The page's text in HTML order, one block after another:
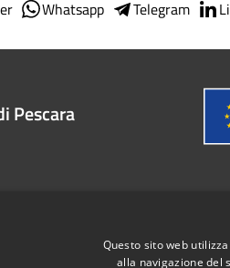
Whatsapp Telegram
Pescara
Telefono:
Questo sito web
alla navigazione del